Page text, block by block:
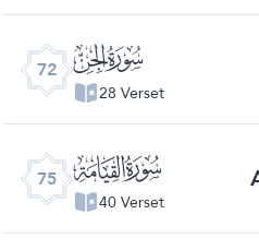
72 ﯵ
28 Verset
75 ﯸ
40 Verset